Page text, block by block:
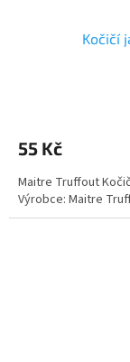
Kočičí
55 Kč
Maitre Truffout
Výrobce: Maitre